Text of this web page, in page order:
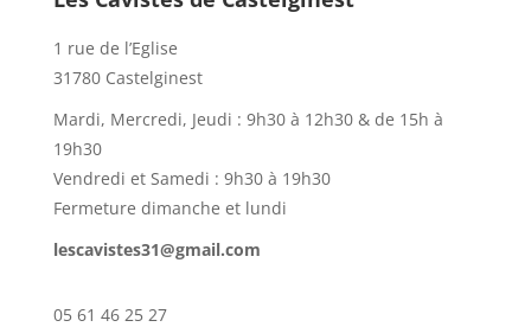
1 rue de l’Eglise
31780 Castelginest
Mardi, Mercredi, Jeudi : 9h30 à 12h30 & de 15h à
19h30
Vendredi et Samedi : 9h30 à 19h30
Fermeture dimanche et lundi
lescavistes31@gmail.com
05 61 46 25 27